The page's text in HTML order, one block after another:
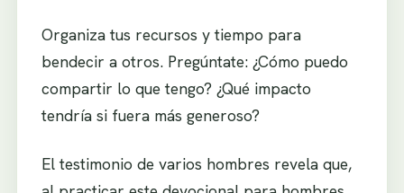
Organiza tus recursos y tiempo para
bendecir a otros. Pregúntate: ¿Cómo puedo
compartir lo que tengo? ¿Qué impacto
tendría si fuera más generoso?
El testimonio de varios hombres revela que,